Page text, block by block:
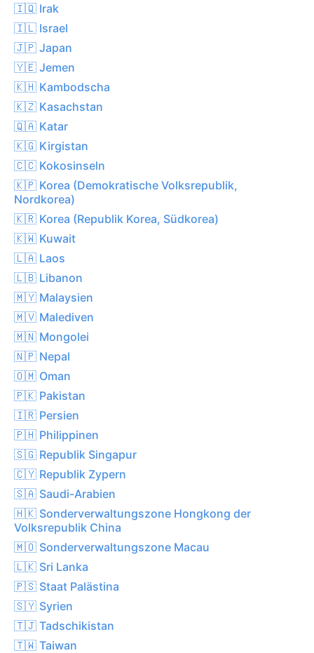
🇮🇶 Irak
🇮🇱 Israel
🇯🇵 Japan
🇾🇪 Jemen
🇰🇭 Kambodscha
🇰🇿 Kasachstan
🇶🇦 Katar
🇰🇬 Kirgistan
🇨🇨 Kokosinseln
🇰🇵 Korea (Demokratische Volksrepublik,
Nordkorea)
🇰🇷 Korea (Republik Korea, Südkorea)
🇰🇼 Kuwait
🇱🇦 Laos
🇱🇧 Libanon
🇲🇾 Malaysien
🇲🇻 Malediven
🇲🇳 Mongolei
🇳🇵 Nepal
🇴🇲 Oman
🇵🇰 Pakistan
🇮🇷 Persien
🇵🇭 Philippinen
🇸🇬 Republik Singapur
🇨🇾 Republik Zypern
🇸🇦 Saudi-Arabien
🇭🇰 Sonderverwaltungszone Hongkong der
Volksrepublik China
🇲🇴 Sonderverwaltungszone Macau
🇱🇰 Sri Lanka
🇵🇸 Staat Palästina
🇸🇾 Syrien
🇹🇯 Tadschikistan
🇹🇼 Taiwan